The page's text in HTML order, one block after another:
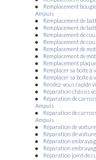
Remplacement
Ampuis
Remplacement de
Remplacement de
Remplacement de
Remplacement de
Remplacement de
Remplacement de
Remplacement
Remplacer sa boite à
Remplacer sa boite à
Rendez-vous rapide
Réparation châssis
Réparation de
Ampuis
Réparation de
Ampuis
Réparation de
Réparation de
Réparation
Réparation
Réparation joint de